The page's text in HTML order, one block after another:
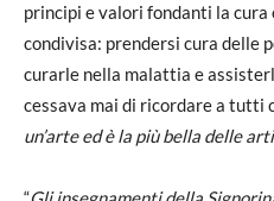
principi e valori fondanti la cura
condivisa: prendersi cura delle
curarle nella malattia e
cessava mai di ricordare a tutti
un’arte ed è la più bella delle